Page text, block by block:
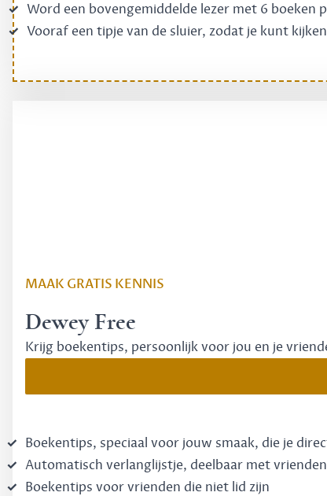
Word een bovengemiddelde lezer met 6 boeken
Vooraf een tipje van de sluier, zodat je kunt
MAAK GRATIS KENNIS
Dewey Free
Krijg boekentips, persoonlijk voor jou en je
Boekentips, speciaal voor jouw smaak, die je
Automatisch verlanglijstje, deelbaar met
Boekentips voor vrienden die niet lid zijn